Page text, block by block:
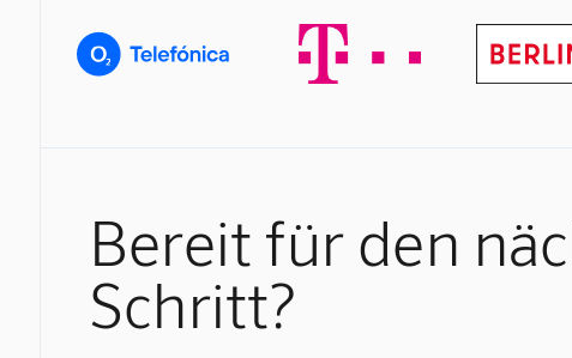
Bereit für den
Schritt?